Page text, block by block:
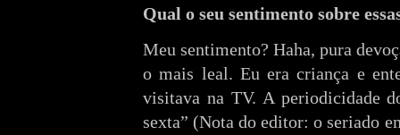
Qual o seu sentimento sobre
Meu sentimento? Haha, pura
o mais leal. Eu era criança e
visitava na TV. A periodicidade
sexta” (Nota do editor: o seriado